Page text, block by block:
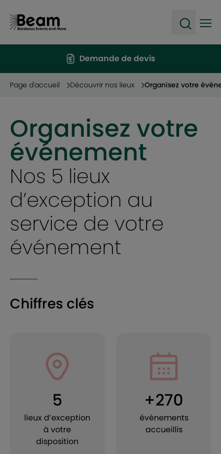
Demande de devis
Page d'accueil Découvrir nos lieux Organisez votre
Organisez votre
événement
Nos 5 lieux
d’exception au
service de votre
événement
Chiffres clés
5
lieux d’exception
à votre
disposition
+270
événements
accueillis